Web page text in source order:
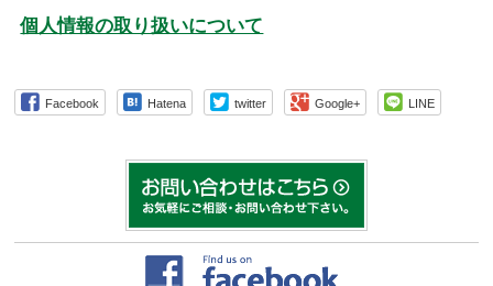
個人情報の取り扱いについて
Facebook Hatena twitter Google+ LINE